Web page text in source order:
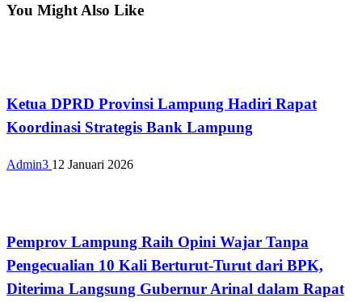
You Might Also Like
Ketua DPRD Provinsi Lampung Hadiri Rapat
Koordinasi Strategis Bank Lampung
Admin3 12 Januari 2026
Pemprov Lampung Raih Opini Wajar Tanpa
Pengecualian 10 Kali Berturut-Turut dari BPK,
Diterima Langsung Gubernur Arinal dalam Rapat